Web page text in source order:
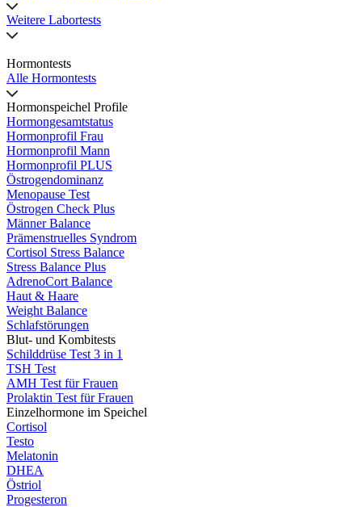
Weitere Labortests
Hormontests
Alle Hormontests
Hormonspeichel Profile
Hormongesamtstatus
Hormonprofil Frau
Hormonprofil Mann
Hormonprofil PLUS
Östrogendominanz
Menopause Test
Östrogen Check Plus
Männer Balance
Prämenstruelles Syndrom
Cortisol Stress Balance
Stress Balance Plus
AdrenoCort Balance
Haut & Haare
Weight Balance
Schlafstörungen
Blut- und Kombitests
Schilddrüse Test 3 in 1
TSH Test
AMH Test für Frauen
Prolaktin Test für Frauen
Einzelhormone im Speichel
Cortisol
Testo
Melatonin
DHEA
Östriol
Progesteron